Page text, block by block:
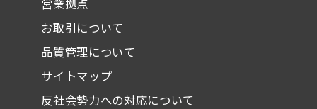
お取引について
品質管理について
サイトマップ
反社会勢力への対応について